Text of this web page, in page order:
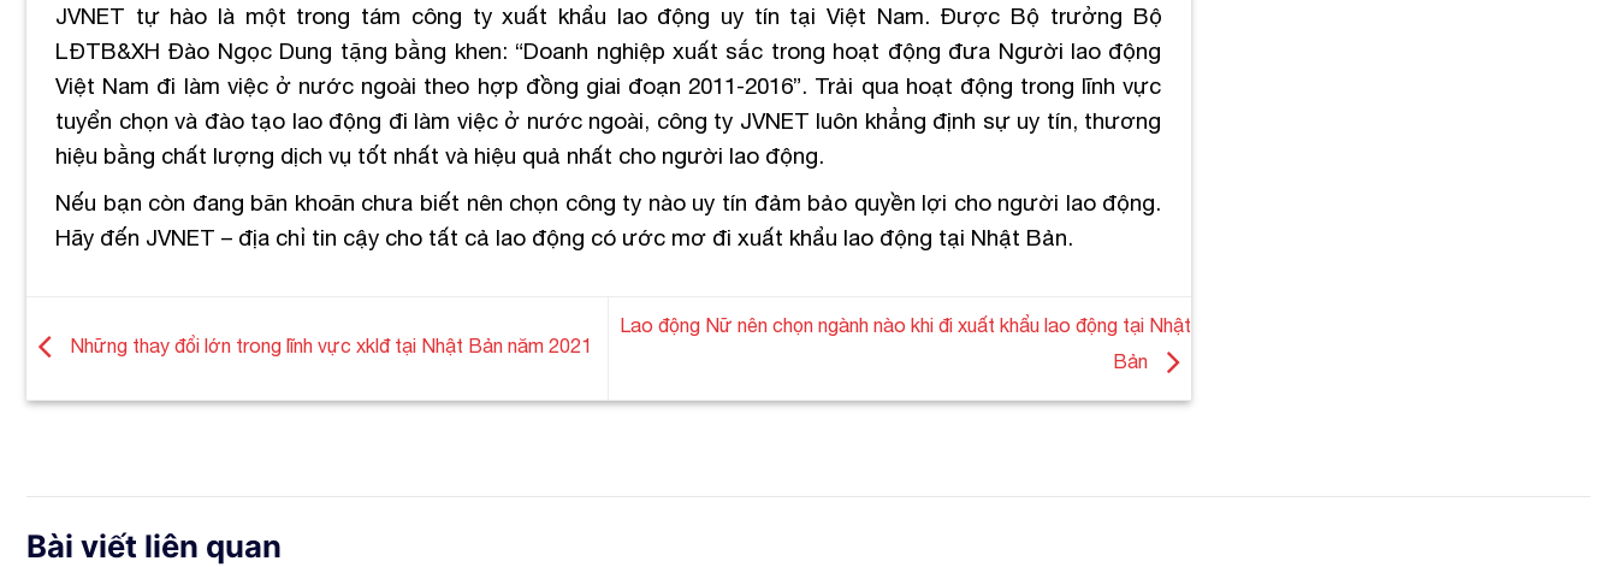
JVNET tự hào là một trong tám công ty xuất khẩu lao động uy tín tại Việt Nam. Được Bộ trưởng Bộ
LĐTB&XH Đào Ngọc Dung tặng bằng khen: “Doanh nghiệp xuất sắc trong hoạt động đưa Người lao động
Việt Nam đi làm việc ở nước ngoài theo hợp đồng giai đoạn 2011-2016”. Trải qua hoạt động trong lĩnh vực
tuyển chọn và đào tạo lao động đi làm việc ở nước ngoài, công ty JVNET luôn khẳng định sự uy tín, thương
hiệu bằng chất lượng dịch vụ tốt nhất và hiệu quả nhất cho người lao động.
Nếu bạn còn đang băn khoăn chưa biết nên chọn công ty nào uy tín đảm bảo quyền lợi cho người lao động.
Hãy đến JVNET – địa chỉ tin cậy cho tất cả lao động có ước mơ đi xuất khẩu lao động tại Nhật Bản.
Những thay đổi lớn trong lĩnh vực xklđ tại Nhật Bản năm 2021
Lao động Nữ nên chọn ngành nào khi đi xuất khẩu lao động tại Nhật
Bản
Bài viết liên quan